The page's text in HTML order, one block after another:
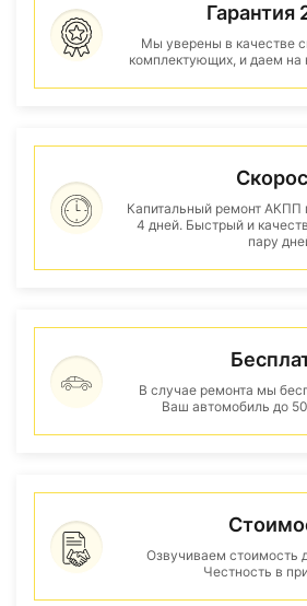
Гарантия
Мы уверены в качестве
комплектующих, и даем на
Капитальный ремонт АКПП
4 дней. Быстрый и
пару
В случае ремонта мы
Ваш автомобиль до
Озвучиваем стоимость
Честность в